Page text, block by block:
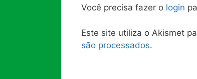
Você precisa fazer o login
Este site utiliza o Akismet
são processados.